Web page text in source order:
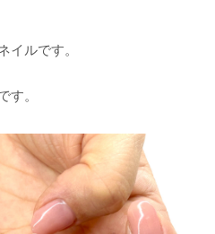
イルです。
す。